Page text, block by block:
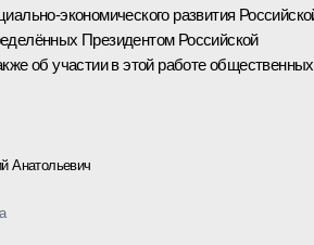
экономического развития
Президентом Российской
об участии в этой работе общественных
Анатольевич